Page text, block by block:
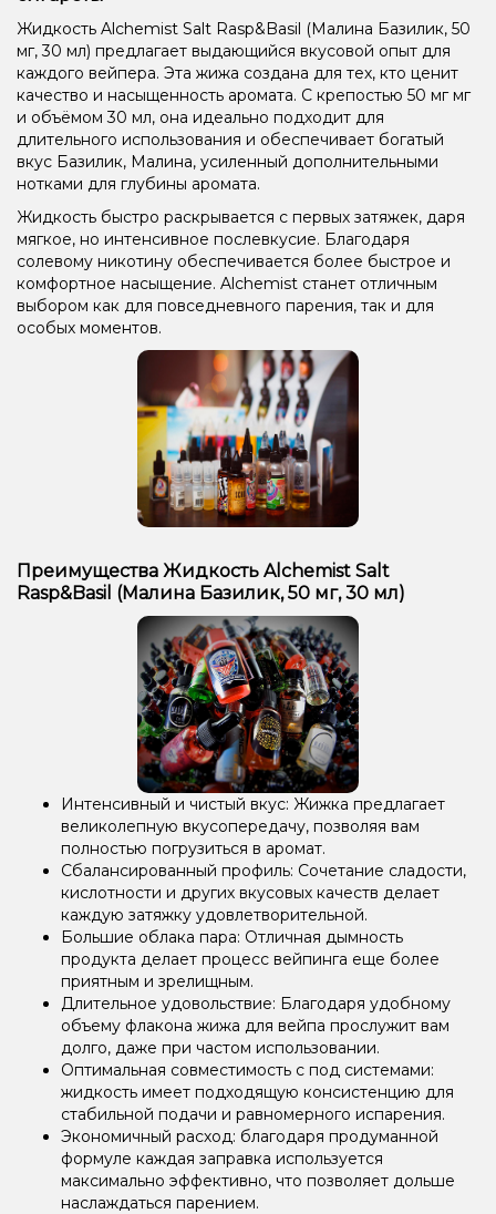
Жидкость Alchemist Salt Rasp&Basil (Малина Базилик, 50
мг, 30 мл) предлагает выдающийся вкусовой опыт для
каждого вейпера. Эта жижа создана для тех, кто ценит
качество и насыщенность аромата. С крепостью 50 мг мг
и объёмом 30 мл, она идеально подходит для
длительного использования и обеспечивает богатый
вкус Базилик, Малина, усиленный дополнительными
нотками для глубины аромата.
Жидкость быстро раскрывается с первых затяжек, даря
мягкое, но интенсивное послевкусие. Благодаря
солевому никотину обеспечивается более быстрое и
комфортное насыщение. Alchemist станет отличным
выбором как для повседневного парения, так и для
особых моментов.
Преимущества Жидкость Alchemist Salt
Rasp&Basil (Малина Базилик, 50 мг, 30 мл)
Интенсивный и чистый вкус: Жижка предлагает
великолепную вкусопередачу, позволяя вам
полностью погрузиться в аромат.
Сбалансированный профиль: Сочетание сладости,
кислотности и других вкусовых качеств делает
каждую затяжку удовлетворительной.
Большие облака пара: Отличная дымность
продукта делает процесс вейпинга еще более
приятным и зрелищным.
Длительное удовольствие: Благодаря удобному
объему флакона жижа для вейпа прослужит вам
долго, даже при частом использовании.
Оптимальная совместимость с под системами:
жидкость имеет подходящую консистенцию для
стабильной подачи и равномерного испарения.
Экономичный расход: благодаря продуманной
формуле каждая заправка используется
максимально эффективно, что позволяет дольше
наслаждаться парением.